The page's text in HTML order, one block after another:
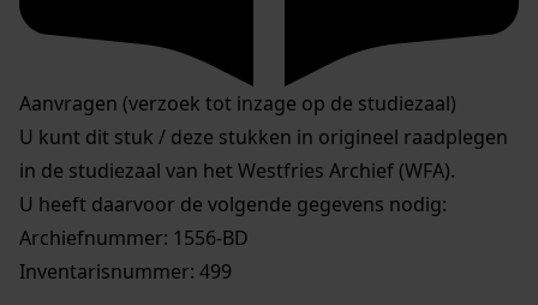
Aanvragen (verzoek tot inzage op de studiezaal)
U kunt dit stuk / deze stukken in origineel raadplegen
in de studiezaal van het Westfries Archief (WFA).
U heeft daarvoor de volgende gegevens nodig:
Archiefnummer: 1556-BD
Inventarisnummer: 499